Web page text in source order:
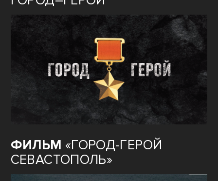
ФИЛЬМ «ГОРОД-ГЕРОЙ
СЕВАСТОПОЛЬ»